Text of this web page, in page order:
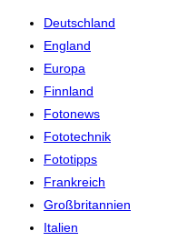
Deutschland
England
Europa
Finnland
Fotonews
Fototechnik
Fototipps
Frankreich
Großbritannien
Italien